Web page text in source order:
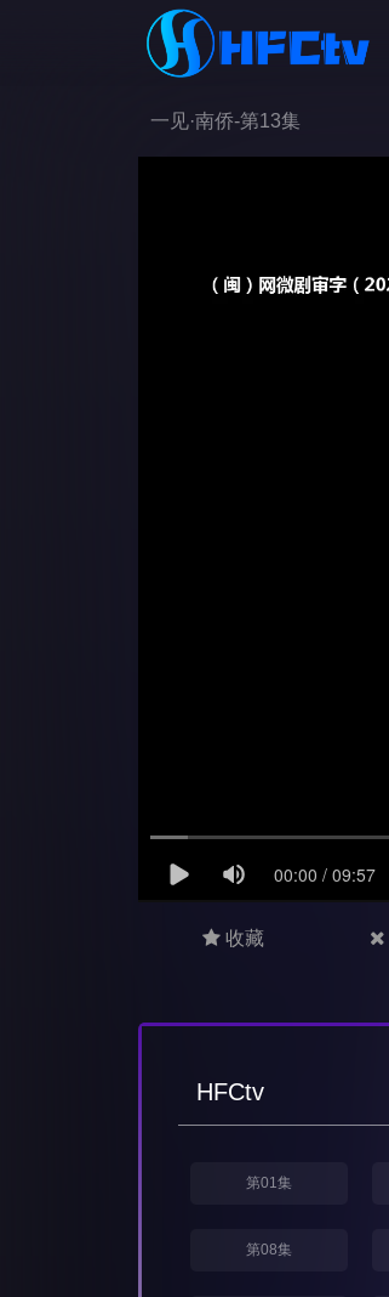
一见·南侨-第13集
收藏
HFCtv
第01集
第08集